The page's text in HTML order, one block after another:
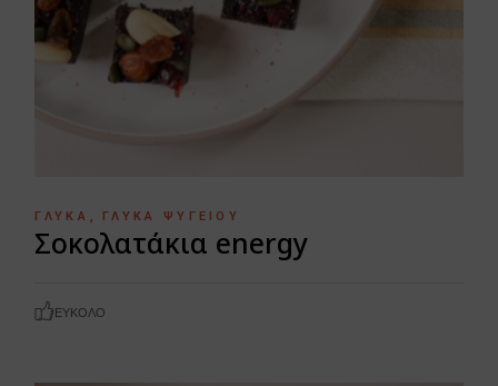
ΓΛΥΚΆ ΓΛΥΚΆ ΨΥΓΕΊΟΥ
Σοκολατάκια energy
ΕΎΚΟΛΟ